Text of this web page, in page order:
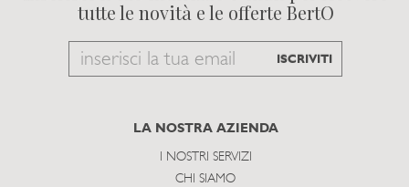
tutte le novità e le offerte BertO
Email
subscribe
ISCRIVITI
LA NOSTRA AZIENDA
I NOSTRI SERVIZI
CHI SIAMO